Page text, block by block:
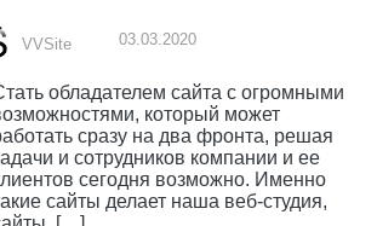
VVSite 03.03.2020
обладателем сайта с огромными
который может
сразу на два фронта, решая
и сотрудников компании и ее
сегодня возможно. Именно
сайты делает наша веб-студия,